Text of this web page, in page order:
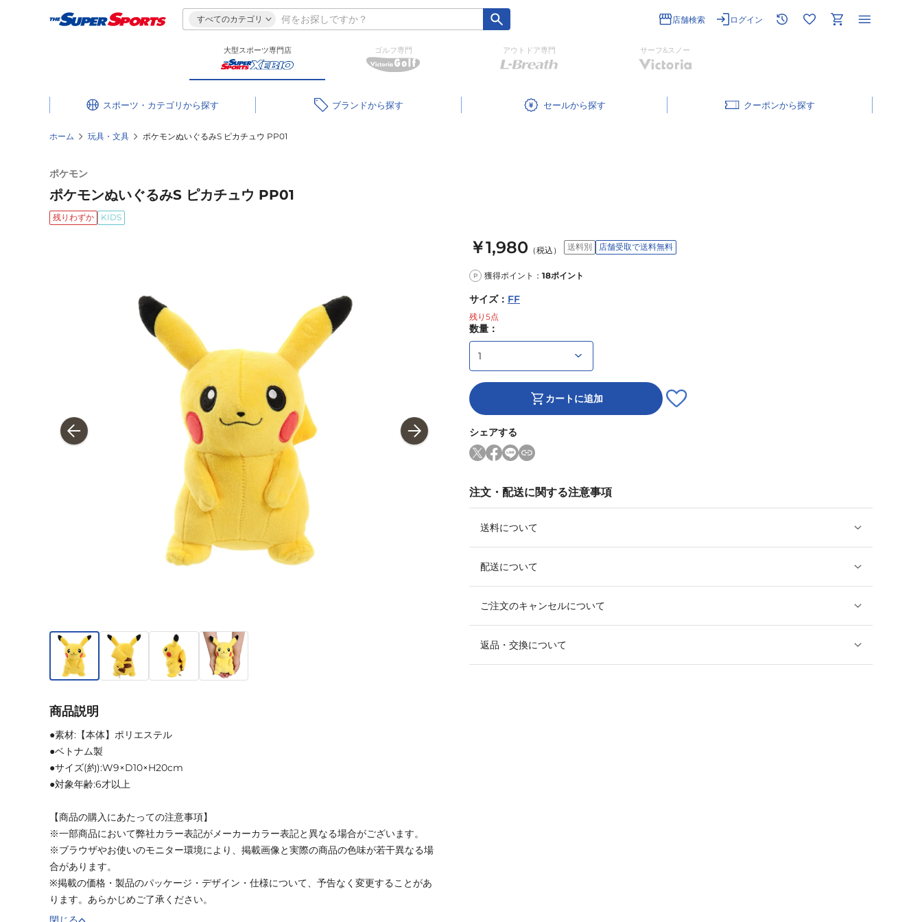
すべてのカテゴリ 店舗検索 ログイン
大型スポーツ専門店 ゴルフ専門 アウトドア専門 サーフ&スノー
スポーツ・カテゴリ ブランド セール クーポン
ホーム 玩具・文具 ポケモンぬいぐるみS ピカチュウ PP01
ポケモン
ポケモンぬいぐるみS ピカチュウ PP01
残りわずか KIDS
￥1,980 （税込） 送料別 店舗受取で送料無料
P 獲得ポイント： 18ポイント
サイズ： FF
残り 5点
数量：
カートに追加
シェアする
注文・配送に関する注意事項
送料について
配送について
ご注文のキャンセルについて
返品・交換について
商品説明
●素材:【本体】ポリエステル
●ベトナム製
●サイズ(約):W9×D10×H20cm
●対象年齢:6才以上
【商品の購入にあたっての注意事項】
※一部商品において弊社カラー表記がメーカーカラー表記と異なる場合がございます。
※ブラウザやお使いのモニター環境により、掲載画像と実際の商品の色味が若干異なる場
合があります。
※掲載の価格・製品のパッケージ・デザイン・仕様について、予告なく変更することがあ
ります。あらかじめご了承ください。